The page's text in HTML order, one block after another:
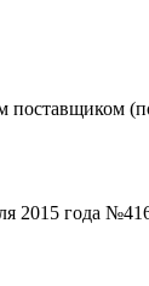
поставщиком
года